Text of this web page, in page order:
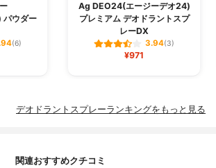
パウダー
(6)
Ag DEO24(エージーデオ24)
プレミアム デオドラントスプ
レーDX
3.94(3)
¥971
デオドラントスプレーランキングをもっと見る
関連おすすめクチコミ